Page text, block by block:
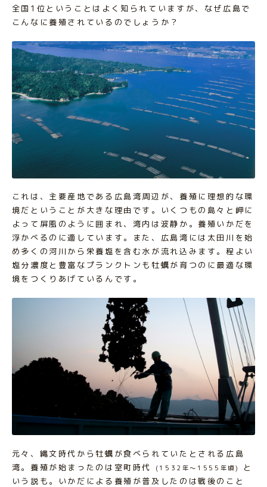
全国1位ということはよく知られていますが、なぜ広島で
こんなに養殖されているのでしょうか？
これは、主要産地である広島湾周辺が、養殖に理想的な環
境だということが大きな理由です。いくつもの島々と岬に
よって屏風のように囲まれ、湾内は波静か。養殖いかだを
浮かべるのに適しています。また、広島湾には太田川を始
め多くの河川から栄養塩を含む水が流れ込みます。程よい
塩分濃度と豊富なプランクトンも牡蠣が育つのに最適な環
境をつくりあげているんです。
元々、縄文時代から牡蠣が食べられていたとされる広島
湾。養殖が始まったのは室町時代
(1532年～1555年頃)
と
いう説も。いかだによる養殖が普及したのは戦後のこと